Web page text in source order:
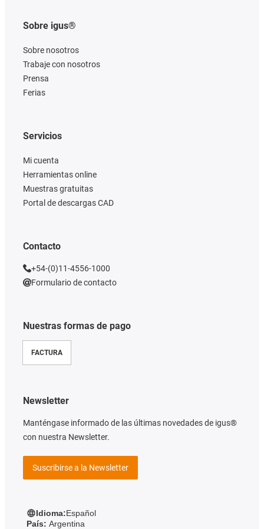
Sobre igus®
Sobre nosotros
Trabaje con nosotros
Prensa
Ferias
Nuestras formas de pago
FACTURA
Servicios
Mi cuenta
Herramientas online
Muestras gratuitas
Portal de descargas CAD
Contacto
+54-(0)11-4556-1000
Formulario de contacto
Newsletter
Manténgase informado de las últimas novedades de igus®
con nuestra Newsletter.
Suscribirse a la Newsletter
Idioma:Español
País: Argentina